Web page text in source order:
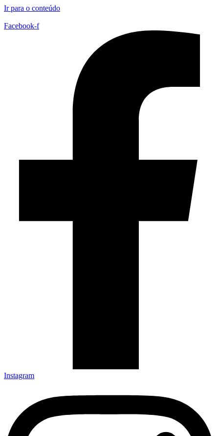
Ir para o conteúdo
Facebook-f
Instagram